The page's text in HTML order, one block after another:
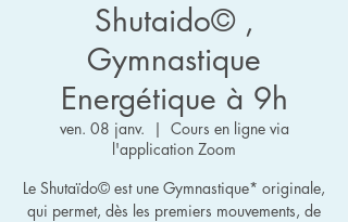
Shutaido© ,
Gymnastique
Energétique à 9h
ven. 08 janv.
  |
Cours en ligne via
l'application Zoom
Le Shutaïdo© est une Gymnastique* originale,
qui permet, dès les premiers mouvements, de